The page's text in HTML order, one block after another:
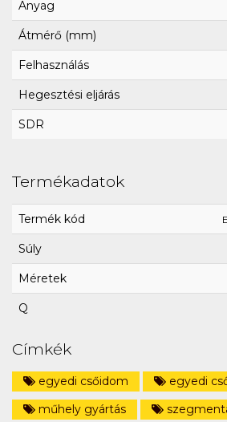
Anyag
Átmérő (mm)
Felhasználás
Hegesztési eljárás
SDR
Termékadatok
Termék kód
Súly
Méretek
Q
Címkék
egyedi csőidom
egyedi
műhely gyártás